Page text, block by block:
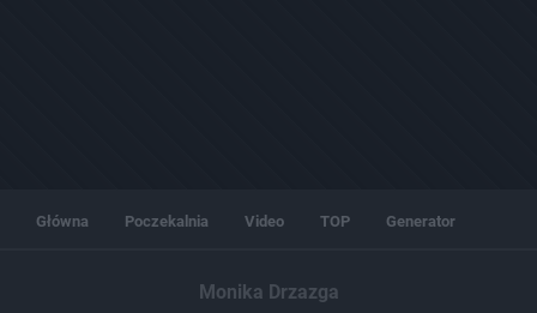
Główna Poczekalnia Video TOP Generator
Monika Drzazga